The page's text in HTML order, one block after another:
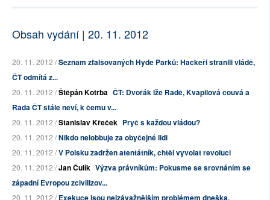
Obsah vydání | 20. 11. 2012
20. 11. 2012 /Seznam zfalšovaných Hyde Parků: Hackeři stranili vládě,
ČT odmítá z...
20. 11. 2012 /Štěpán Kotrba ČT: Dvořák lže Radě, Kvapilová couvá a
Rada ČT stále neví, k čemu v...
20. 11. 2012 /Stanislav Křeček Pryč s každou vládou?
20. 11. 2012 /Nikdo nelobbuje za obyčejné lidi
20. 11. 2012 /V Polsku zadržen atentátník, chtěl vyvolat revoluci
20. 11. 2012 /Jan Čulík Výzva právníkům: Pokusme se srovnáním se
západní Evropou zcivilizov...
20. 11. 2012 /Exekuce jsou nejzávažnějším problémem dneška.